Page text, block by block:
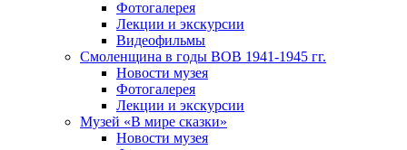
Фотогалерея
Лекции и экскурсии
Видеофильмы
Смоленщина в годы ВОВ 1941-1945 гг.
Новости музея
Фотогалерея
Лекции и экскурсии
Музей «В мире сказки»
Новости музея